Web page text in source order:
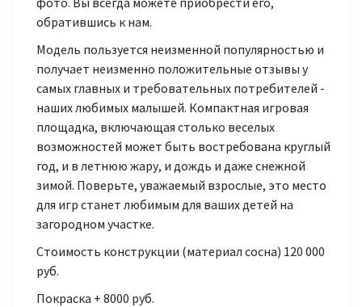
обратившись к нам.
Модель пользуется неизменной популярностью и
получает неизменно положительные отзывы у
самых главных и требовательных потребителей -
наших любимых малышей. Компактная игровая
площадка, включающая столько веселых
возможностей может быть востребована круглый
год, и в летнюю жару, и дождь и даже снежной
зимой. Поверьте, уважаемый взрослые, это место
для игр станет любимым для ваших детей на
загородном участке.
Стоимость конструкции (материал сосна) 120 000
руб.
Покраска + 8000 руб.